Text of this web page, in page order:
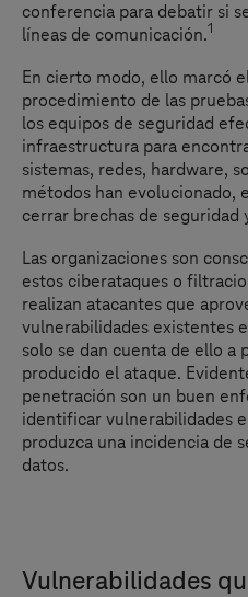
conferencia para debatir si
líneas de comunicación.1
En cierto modo, ello marcó
procedimiento de las
los equipos de seguridad
infraestructura para
sistemas, redes, hardware,
métodos han evolucionado,
cerrar brechas de seguridad
Las organizaciones son
estos ciberataques o
realizan atacantes que
vulnerabilidades existentes
solo se dan cuenta de ello a
producido el ataque.
penetración son un buen
identificar vulnerabilidades
produzca una incidencia de
datos.
Vulnerabilidades